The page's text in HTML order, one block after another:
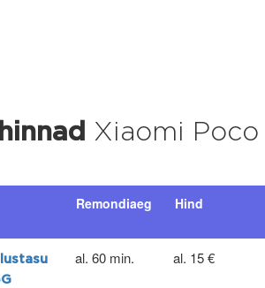
hinnad
Xiaomi Poco
Remondiaeg Hind
al. 60 min. al. 15 €